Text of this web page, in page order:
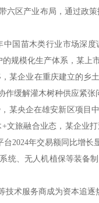
六区产业布局，通过政
国苗木类行业市场深度
规模化生产体系，某上
某企业在重庆建立的乡
缓解灌木树种供应紧张
央企在雄安新区项目
文旅融合业态，某企业
2024年交易额同比增长
、无人机植保等装备
服务商成为资本追逐